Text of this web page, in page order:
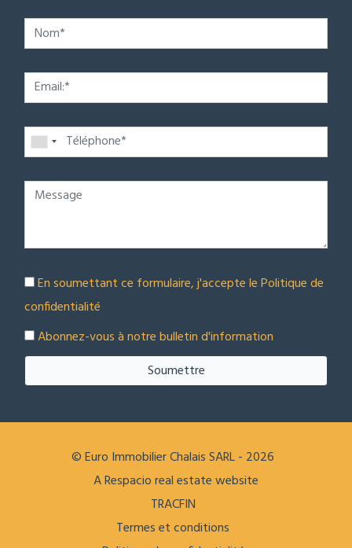
En soumettant ce formulaire, j'accepte lePolitique de
confidentialité
Abonnez-vous à notre bulletin d'information
Soumettre
© Euro Immobilier Chalais SARL - 2026
A Respacio real estate website
TRACFIN
Termes et conditions